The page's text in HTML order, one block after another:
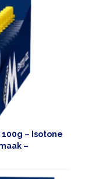
100g – Isotone
–